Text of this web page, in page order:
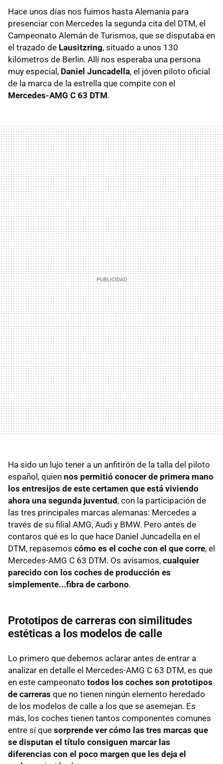
Hace unos días nos fuimos hasta Alemania para
presenciar con Mercedes la segunda cita del DTM, el
Campeonato Alemán de Turismos, que se disputaba en
el trazado de Lausitzring, situado a unos 130
kilómetros de Berlin. Allí nos esperaba una persona
muy especial, Daniel Juncadella, el jóven piloto oficial
de la marca de la estrella que compite con el
Mercedes-AMG C 63 DTM.
Ha sido un lujo tener a un anfitirón de la talla del piloto
español, quien nos permitió conocer de primera mano
los entresijos de este certamen que está viviendo
ahora una segunda juventud, con la participación de
las tres principales marcas alemanas: Mercedes a
través de su filial AMG, Audi y BMW. Pero antes de
contaros qué es lo que hace Daniel Juncadella en el
DTM, repasemos cómo es el coche con el que corre, el
Mercedes-AMG C 63 DTM. Os avisamos, cualquier
parecido con los coches de producción es
simplemente...fibra de carbono.
Prototipos de carreras con similitudes
estéticas a los modelos de calle
Lo primero que debemos aclarar antes de entrar a
analizar en detalle el Mercedes-AMG C 63 DTM, es que
en este campeonato todos los coches son prototipos
de carreras que no tienen ningún elemento heredado
de los modelos de calle a los que se asemejan. Es
más, los coches tienen tantos componentes comunes
entre sí que sorprende ver cómo las tres marcas que
se disputan el título consiguen marcar las
diferencias con el poco margen que les deja el